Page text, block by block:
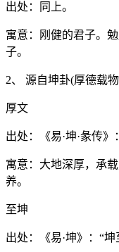
出处：同上。
寓意：刚健的君子。
子。
2、 源自坤卦(厚德载
厚文
出处：《易·坤·彖传
寓意：大地深厚，承
养。
至坤
出处：《易·坤》：“